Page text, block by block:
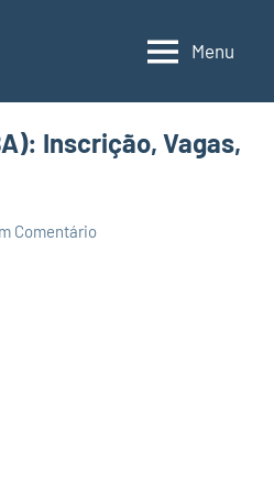
Menu
Inscrição, Vagas,
Comentário